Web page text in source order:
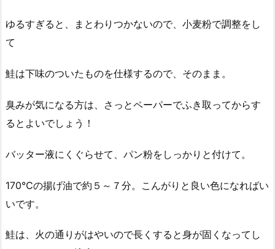
ゆるすぎると、まとわりつかないので、小麦粉で調整をし
て
鮭は下味のついたものを仕様するので、そのまま。
臭みが気になる方は、さっとペーパーでふき取ってからす
るとよいでしょう！
バッター液にくぐらせて、パン粉をしっかりと付けて。
170℃の揚げ油で約５～７分。こんがりと良い色になればい
いです。
鮭は、火の通りがはやいので長くすると身が固くなってし